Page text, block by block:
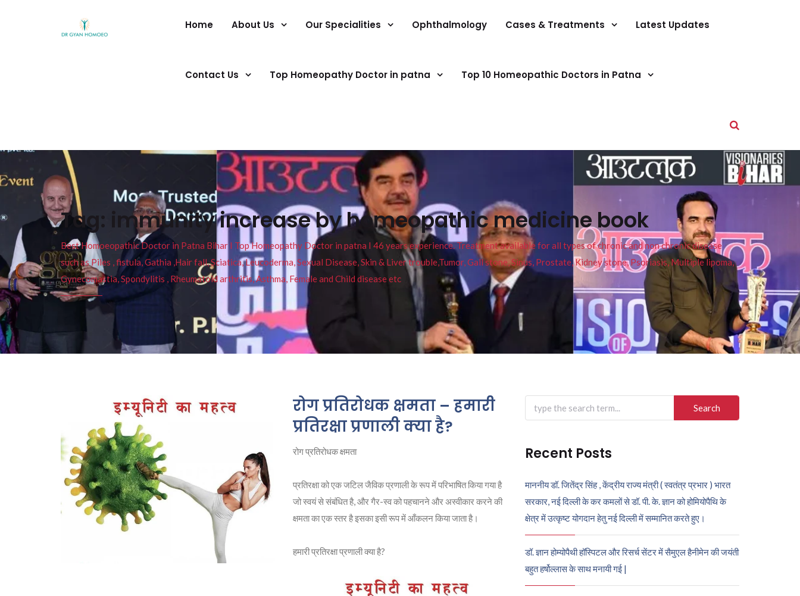
Home About Us Our Specialities Ophthalmology Cases & Treatments Latest Updates
Contact Us Top Homeopathy Doctor in patna Top 10 Homeopathic Doctors in Patna
Tag: immunity increase by homeopathic medicine book
Best Homoeopathic Doctor in Patna Bihar I Top Homeopathy Doctor in patna I 46 years experience. Treatment available for all types of chronic and non chronic disease
such as Piles , fistula, Gathia ,Hair fall, Sciatica, Leucoderma, Sexual Disease, Skin & Liver trouble,Tumor, Gall stone, Sinus, Prostate, Kidney stone, Psoriasis, Multiple lipoma,
Gynecomastia, Spondylitis , Rheumatoid arthritis, Asthma, Female and Child disease etc
रोग प्रतिरोधक क्षमता – हमारी
प्रतिरक्षा प्रणाली क्या है?
रोग प्रतिरोधक क्षमता
प्रतिरक्षा को एक जटिल जैविक प्रणाली के रूप में परिभाषित किया गया है
जो स्वयं से संबंधित है, और गैर-स्व को पहचानने और अस्वीकार करने की
क्षमता का एक स्तर है इसका इसी रूप में आँकलन किया जाता है।
हमारी प्रतिरक्षा प्रणाली क्या है?
Search
for:
Recent Posts
माननीय डॉ. जितेंद्र सिंह , केंद्रीय राज्य मंत्री ( स्वतंत्र प्रभार ) भारत
सरकार, नई दिल्ली के कर कमलों से डॉ. पी. के. ज्ञान को होमियोपैथि के
क्षेत्र में उत्कृष्ट योगदान हेतु नई दिल्ली में सम्मानित करते हुए।
डॉ. ज्ञान होम्योपैथी हॉस्पिटल और रिसर्च सेंटर में सैमुएल हैनीमेन की जयंती
बहुत हर्षोल्लास के साथ मनायी गई |